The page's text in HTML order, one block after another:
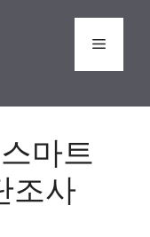
Menu
마트
조사